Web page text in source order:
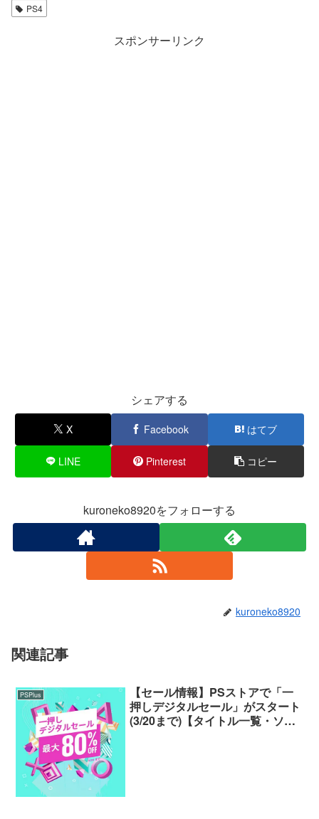
PS4
スポンサーリンク
シェアする
X Facebook はてブ
LINE Pinterest コピー
kuroneko8920をフォローする
kuroneko8920
関連記事
PSPlus
【セール情報】PSストアで「一
押しデジタルセール」がスタート
(3/20まで)【タイトル一覧・ソー